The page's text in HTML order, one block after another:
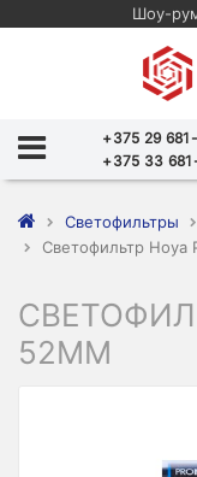
Шоу-
+375 29
+375 33
Светофильтры
Светофильтр Hoya
52MM